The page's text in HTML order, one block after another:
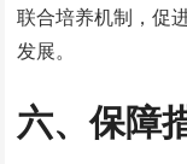
联合培养机制，促
发展。
六、保障